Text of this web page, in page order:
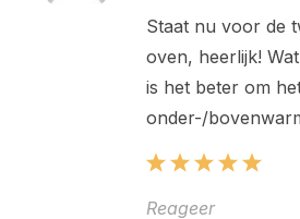
Staat nu voor de
oven, heerlijk!
is het beter om
onder-/
Reageer